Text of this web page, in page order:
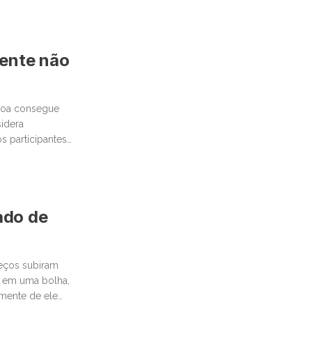
não
consegue
participantes
de
subiram
uma bolha,
de ele